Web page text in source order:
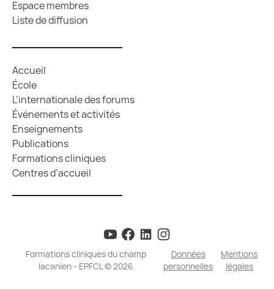
Espace membres
Liste de diffusion
Accueil
École
L’internationale des forums
Événements et activités
Enseignements
Publications
Formations cliniques
Centres d’accueil
Formations cliniques du champ
lacanien - EPFCL © 2026
Données
personnelles
Mentions
légales